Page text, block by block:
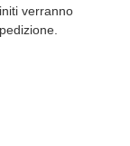
verranno